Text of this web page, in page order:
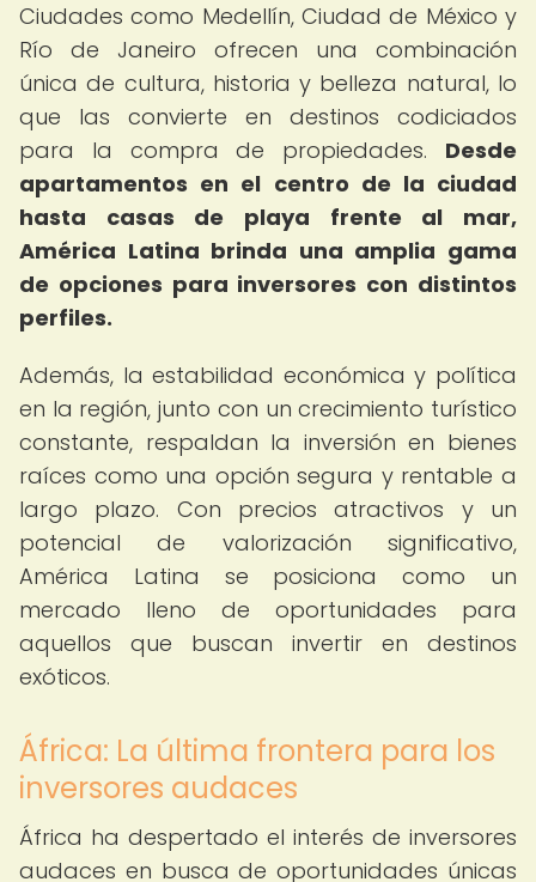
Ciudades como Medellín, Ciudad de México y
Río de Janeiro ofrecen una combinación
única de cultura, historia y belleza natural, lo
que las convierte en destinos codiciados
para la compra de propiedades. Desde
apartamentos en el centro de la ciudad
hasta casas de playa frente al mar,
América Latina brinda una amplia gama
de opciones para inversores con distintos
perfiles.
Además, la estabilidad económica y política
en la región, junto con un crecimiento turístico
constante, respaldan la inversión en bienes
raíces como una opción segura y rentable a
largo plazo. Con precios atractivos y un
potencial de valorización significativo,
América Latina se posiciona como un
mercado lleno de oportunidades para
aquellos que buscan invertir en destinos
exóticos.
África: La última frontera para los
inversores audaces
África ha despertado el interés de inversores
audaces en busca de oportunidades únicas